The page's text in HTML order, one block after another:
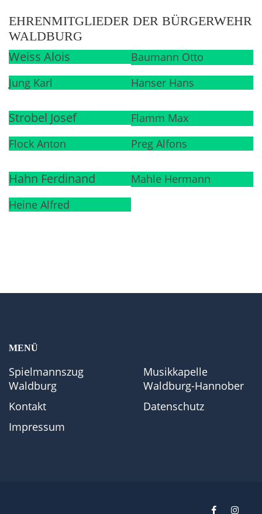
EHRENMITGLIEDER DER BÜRGERWEHR
WALDBURG
Weiss Alois
Baumann Otto
Jung Karl
Hanser Hans
Strobel Josef
Flamm Max
Flock Anton
Preg Alfons
Hahn Ferdinand
Mahle Hermann
Heine Alfred
MENÜ
Spielmannszug
Waldburg
Musikkapelle
Waldburg-Hannober
Kontakt
Datenschutz
Impressum